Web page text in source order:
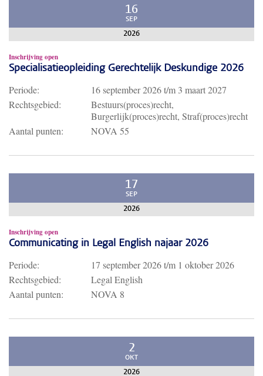
16
SEP
2026
Inschrijving open
Specialisatieopleiding Gerechtelijk Deskundige 2026
Periode: 16 september 2026t/m 3 maart 2027
Rechtsgebied:
Bestuurs(proces)recht,
Burgerlijk(proces)recht, Straf(proces)recht
Aantal punten:
NOVA 55
17
SEP
2026
Inschrijving open
Communicating in Legal English najaar 2026
Periode: 17 september 2026t/m 1 oktober 2026
Rechtsgebied:
Legal English
Aantal punten:
NOVA 8
2
OKT
2026